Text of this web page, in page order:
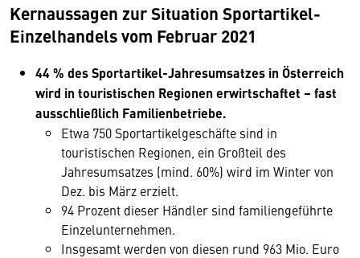
Kernaussagen zur Situation Sportartikel-
Einzelhandels vom Februar 2021
44 % des Sportartikel-Jahresumsatzes in Österreich
wird in touristischen Regionen erwirtschaftet – fast
ausschließlich Familienbetriebe.
Etwa 750 Sportartikelgeschäfte sind in
touristischen Regionen, ein Großteil des
Jahresumsatzes (mind. 60%) wird im Winter von
Dez. bis März erzielt.
94 Prozent dieser Händler sind familiengeführte
Einzelunternehmen.
Insgesamt werden von diesen rund 963 Mio. Euro